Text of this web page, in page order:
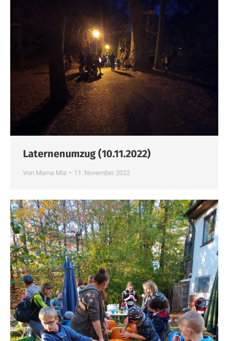
Laternenumzug (10.11.2022)
Von Mama Mia 11. November 2022